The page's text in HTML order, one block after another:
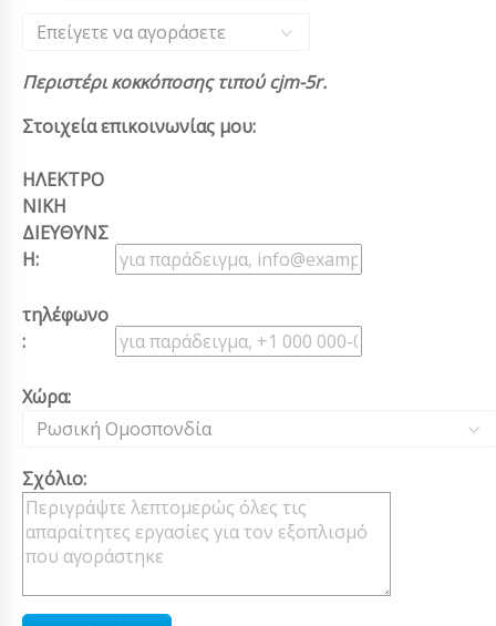
Επείγετε να αγοράσετε
Περιστέρι κοκκόποσης τιπού cjm-5r.
Στοιχεία επικοινωνίας μου:
ΗΛΕΚΤΡΟ
ΝΙΚΗ
ΔΙΕΥΘΥΝΣ
Η:
τηλέφωνο
:
Χώρα:
Ρωσική Ομοσπονδία
Σχόλιο: